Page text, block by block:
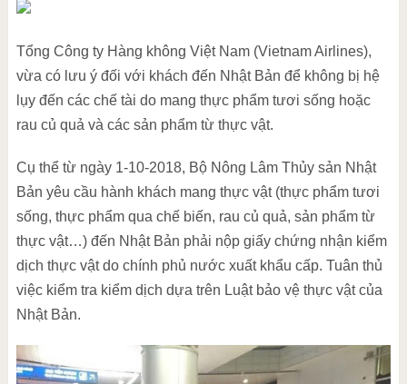
Tổng Công ty Hàng không Việt Nam (Vietnam Airlines),
vừa có lưu ý đối với khách đến Nhật Bản để không bị hệ
lụy đến các chế tài do mang thực phẩm tươi sống hoặc
rau củ quả và các sản phẩm từ thực vật.
Cụ thể từ ngày 1-10-2018, Bộ Nông Lâm Thủy sản Nhật
Bản yêu cầu hành khách mang thực vật (thực phẩm tươi
sống, thực phẩm qua chế biến, rau củ quả, sản phẩm từ
thực vật…) đến Nhật Bản phải nộp giấy chứng nhận kiểm
dịch thực vật do chính phủ nước xuất khẩu cấp. Tuân thủ
việc kiểm tra kiểm dịch dựa trên Luật bảo vệ thực vật của
Nhật Bản.